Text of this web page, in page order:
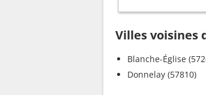
Villes voisines
Blanche-Église
Donnelay (57810)